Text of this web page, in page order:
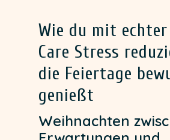
Wie du mit
Care Stress
die Feiertage
genießt
Weihnachten